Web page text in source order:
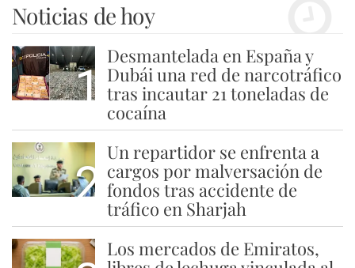
Noticias de hoy
1
Desmantelada en España y
Dubái una red de narcotráfico
tras incautar 21 toneladas de
cocaína
2
Un repartidor se enfrenta a
cargos por malversación de
fondos tras accidente de
tráfico en Sharjah
Los mercados de Emiratos,